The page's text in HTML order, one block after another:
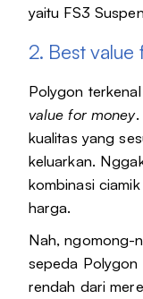
yaitu FS3
2. Best
Polygon
value for money.
kualitas yang
keluarkan.
kombinasi
harga.
Nah, ngomong-
sepeda Polygon
rendah dari